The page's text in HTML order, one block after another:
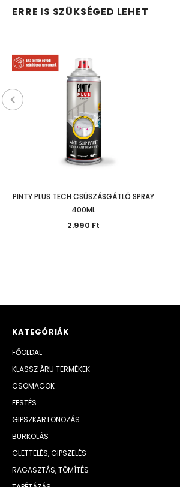
ERRE IS SZÜKSÉGED LEHET
PINTY PLUS TECH CSÚSZÁSGÁTLÓ SPRAY
400ML
2.990 Ft
KATEGÓRIÁK
FŐOLDAL
KLASSZ ÁRU TERMÉKEK
CSOMAGOK
FESTÉS
GIPSZKARTONOZÁS
BURKOLÁS
GLETTELÉS, GIPSZELÉS
RAGASZTÁS, TÖMÍTÉS